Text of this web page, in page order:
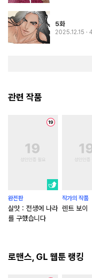
5화
2025.12.15 ·
관련 작품
완전판
살맛 : 전생에 나라
를 구했습니다
작가의 작품
렌트 보이
로맨스, GL 웹툰 랭킹